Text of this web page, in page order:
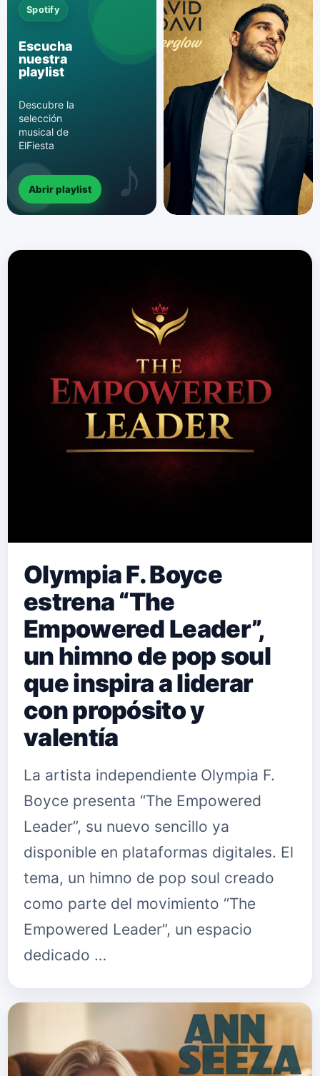
Spotify
Escucha
nuestra
playlist
Descubre la
selección
musical de
ElFiesta
Abrir playlist
Olympia F. Boyce
estrena “The
Empowered Leader”,
un himno de pop soul
que inspira a liderar
con propósito y
valentía
La artista independiente Olympia F.
Boyce presenta “The Empowered
Leader”, su nuevo sencillo ya
disponible en plataformas digitales. El
tema, un himno de pop soul creado
como parte del movimiento “The
Empowered Leader”, un espacio
dedicado …